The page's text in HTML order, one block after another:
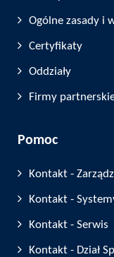
Ogólne zasady i
Certyfikaty
Oddziały
Firmy
Pomoc
Kontakt -
Kontakt -
Kontakt - Serwis
Kontakt - Dział